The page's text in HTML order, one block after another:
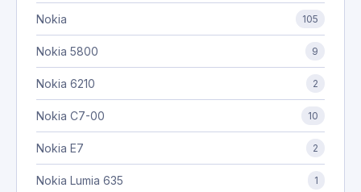
Nokia 105
Nokia 5800 9
Nokia 6210 2
Nokia C7-00 10
Nokia E7 2
Nokia Lumia 635 1